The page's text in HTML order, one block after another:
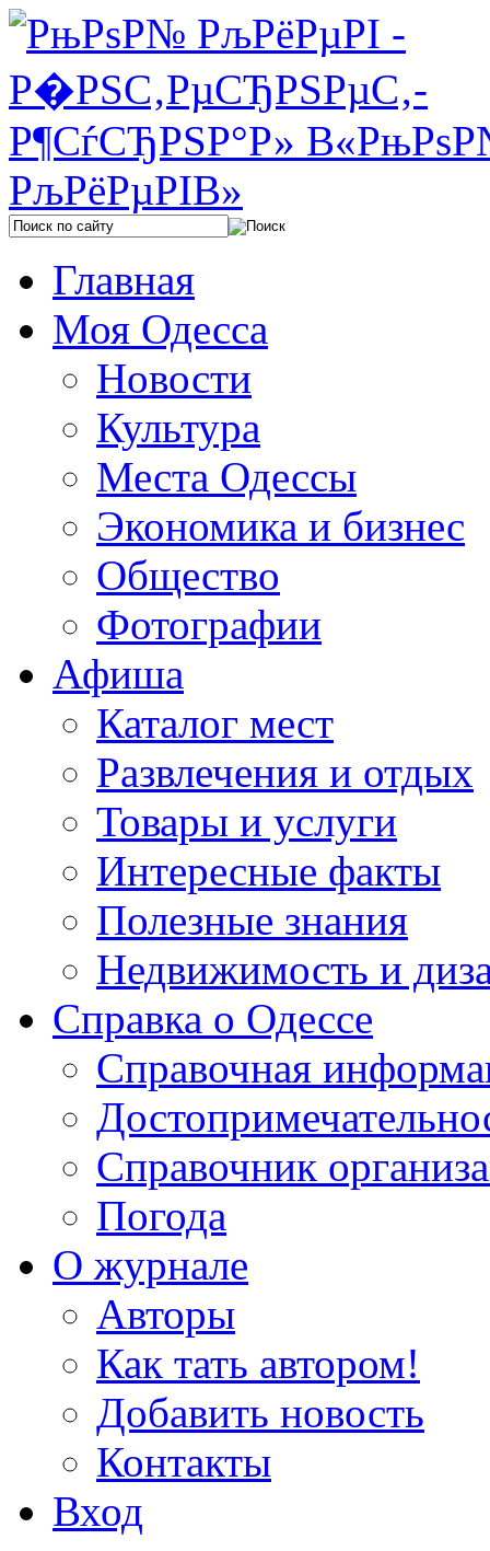
Главная
Моя Одесса
Новости
Культура
Места Одессы
Экономика и бизнес
Общество
Фотографии
Афиша
Каталог мест
Развлечения и отдых
Товары и услуги
Интересные факты
Полезные знания
Недвижимость и
Справка о Одессе
Справочная
Справочник
Погода
О журнале
Авторы
Как тать автором!
Добавить новость
Контакты
Вход